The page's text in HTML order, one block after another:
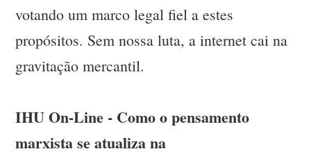
votando um marco legal fiel a estes
propósitos. Sem nossa luta, a internet cai na
gravitação mercantil.
IHU On-Line - Como o pensamento
marxista se atualiza na